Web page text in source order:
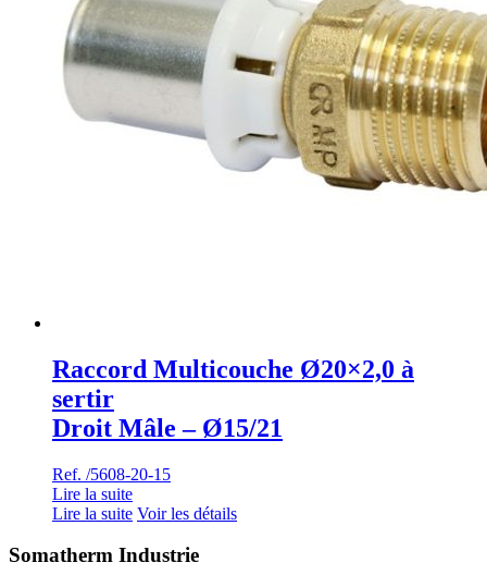
Raccord Multicouche Ø20×2,0 à
sertir
Droit Mâle – Ø15/21
Ref. /5608-20-15
Lire la suite
Lire la suite Voir les détails
Somatherm Industrie